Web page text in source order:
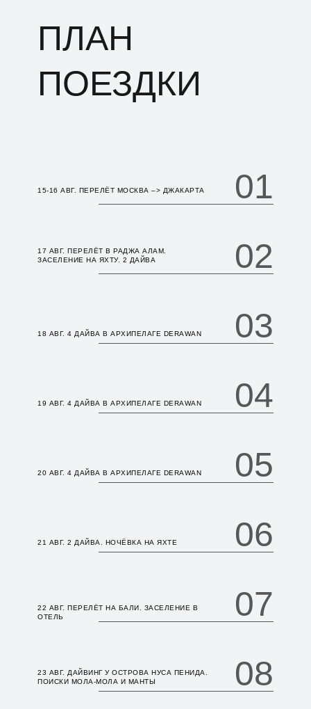
ПЛАН
ПОЕЗДКИ
15-16 АВГ. ПЕРЕЛЁТ МОСКВА –> ДЖАКАРТА 01
17 АВГ. ПЕРЕЛЁТ В РАДЖА АЛАМ.
ЗАСЕЛЕНИЕ НА ЯХТУ. 2 ДАЙВА
02
18 АВГ. 4 ДАЙВА В АРХИПЕЛАГЕ DERAWAN 03
19 АВГ. 4 ДАЙВА В АРХИПЕЛАГЕ DERAWAN 04
20 АВГ. 4 ДАЙВА В АРХИПЕЛАГЕ DERAWAN 05
21 АВГ. 2 ДАЙВА. НОЧЁВКА НА ЯХТЕ 06
22 АВГ. ПЕРЕЛЁТ НА БАЛИ. ЗАСЕЛЕНИЕ В
ОТЕЛЬ
07
23 АВГ. ДАЙВИНГ У ОСТРОВА НУСА ПЕНИДА.
ПОИСКИ МОЛА-МОЛА И МАНТЫ
08